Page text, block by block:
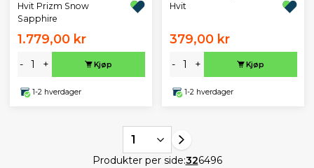
Hvit Prizm Snow
Sapphire
1.779,00 kr
- + Kjøp
1-2 hverdager
Hvit
379,00 kr
- + Kjøp
1-2 hverdager
1
Produkter per side:326496